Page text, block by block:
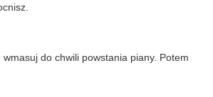
wmasuj do chwili powstania piany. Potem